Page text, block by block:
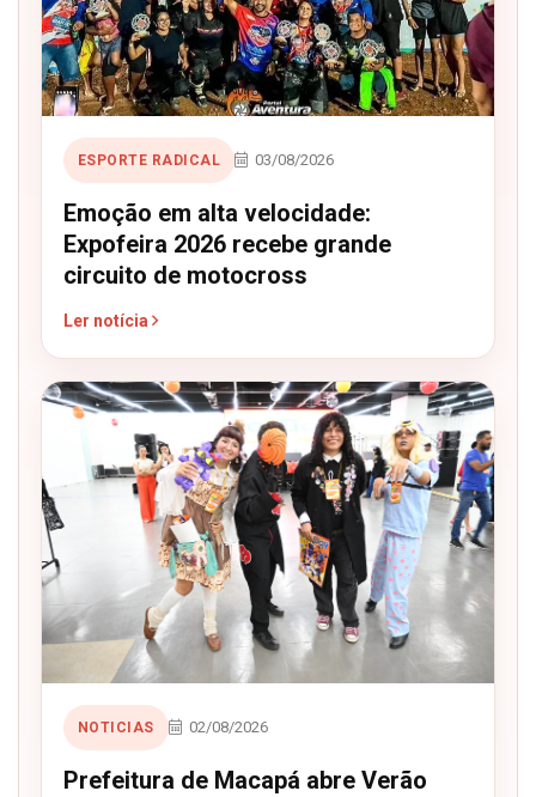
ESPORTE RADICAL 03/08/2026
Emoção em alta velocidade:
Expofeira 2026 recebe grande
circuito de motocross
Ler notícia
NOTICIAS 02/08/2026
Prefeitura de Macapá abre Verão